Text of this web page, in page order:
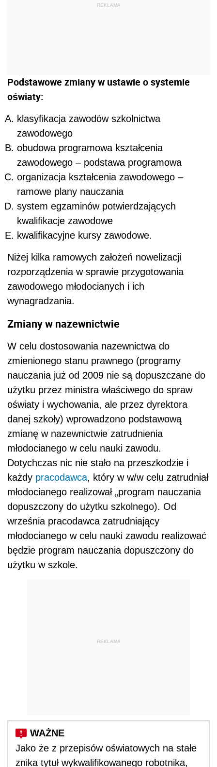
REKLAMA
Podstawowe zmiany w ustawie o systemie
oświaty:
klasyfikacja zawodów szkolnictwa
zawodowego
obudowa programowa kształcenia
zawodowego – podstawa programowa
organizacja kształcenia zawodowego –
ramowe plany nauczania
system egzaminów potwierdzających
kwalifikacje zawodowe
kwalifikacyjne kursy zawodowe.
Niżej kilka ramowych założeń nowelizacji
rozporządzenia w sprawie przygotowania
zawodowego młodocianych i ich
wynagradzania.
Zmiany w nazewnictwie
W celu dostosowania nazewnictwa do
zmienionego stanu prawnego (programy
nauczania już od 2009 nie są dopuszczane do
użytku przez ministra właściwego do spraw
oświaty i wychowania, ale przez dyrektora
danej szkoły) wprowadzono podstawową
zmianę w nazewnictwie zatrudnienia
młodocianego w celu nauki zawodu.
Dotychczas nic nie stało na przeszkodzie i
każdy pracodawca, który w w/w celu zatrudniał
młodocianego realizował „program nauczania
dopuszczony do użytku szkolnego). Od
września pracodawca zatrudniający
młodocianego w celu nauki zawodu realizować
będzie program nauczania dopuszczony do
użytku w szkole.
REKLAMA
Jako że z przepisów oświatowych na stałe
znika tytuł wykwalifikowanego robotnika,